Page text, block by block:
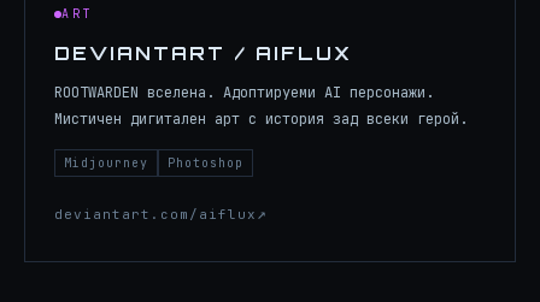
ART
DEVIANTART / AIFLUX
ROOTWARDEN вселена. Адоптируеми AI персонажи.
Мистичен дигитален арт с история зад всеки герой.
Midjourney Photoshop
deviantart.com/aiflux